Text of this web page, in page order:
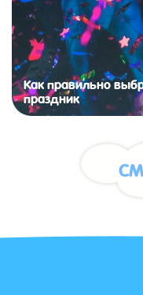
Как правильно
праздник